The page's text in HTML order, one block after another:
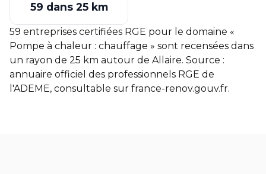
59 dans 25 km
59 entreprises certifiées RGE pour le domaine «
Pompe à chaleur : chauffage » sont recensées dans
un rayon de 25 km autour de Allaire. Source :
annuaire officiel des professionnels RGE de
l'ADEME, consultable sur france-renov.gouv.fr.